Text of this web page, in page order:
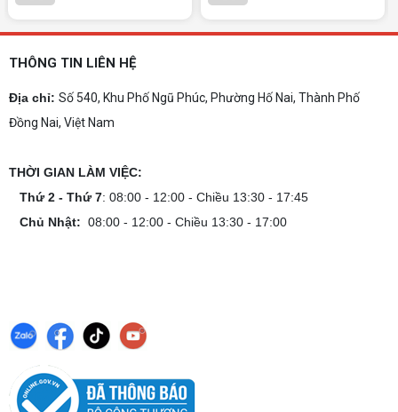
chọn, cấu hình nên có và cách kiểm tra máy
trước khi mua.
hình mạnh, tối ưu chi phí, test máy tại chỗ. Khám
phá ngay địa chỉ tư vấn và lắp đặt dàn PC chơi
phù hợp, đảm bảo hệ thống vận hành ổn định và
copy nhanh.
tăng hiệu năng tối đa? Xem ngay thứ tự ưu tiên
nâng cấp linh kiện PC chi tiết trong bài viết này!
THÔNG TIN LIÊN HỆ
Địa chỉ: Số 540, Khu Phố Ngũ Phúc, Phường Hố Nai, Thành Phố
Đồng Nai, Việt Nam
THỜI GIAN LÀM VIỆC:
Thứ 2 - Thứ 7: 08:00 - 12:00 - Chiều 13:30 - 17:45
Chủ Nhật: 08:00 - 12:00 - Chiều 13:30 - 17:00